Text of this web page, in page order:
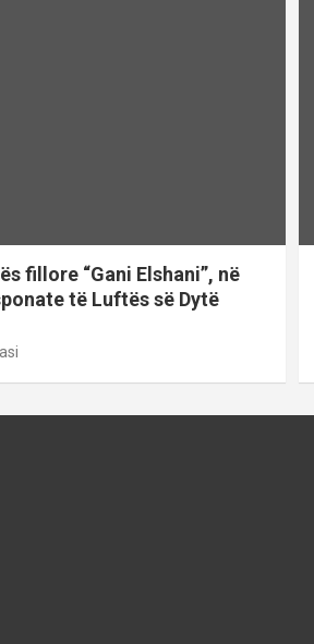
fillore “Gani Elshani”, në
të Luftës së Dytë